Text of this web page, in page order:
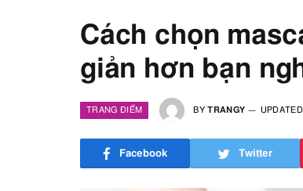
Cách chọn
giản hơn bạn
TRANG ĐIỂM BY TRANGY
Facebook Twitter